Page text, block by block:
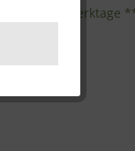
1-3 Werktage